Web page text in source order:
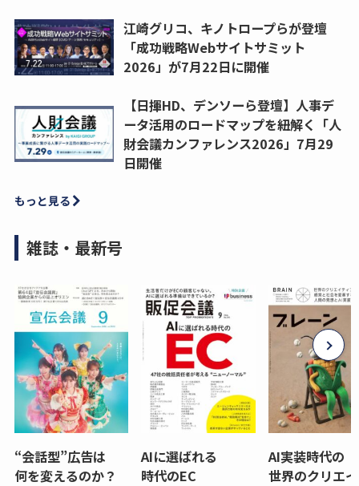
江崎グリコ、キノトロープらが登壇
「成功戦略Webサイトサミット
2026」が7月22日に開催
【日揮HD、デンソーら登壇】人事デ
ータ活用のロードマップを紐解く「人
財会議カンファレンス2026」7月29
日開催
もっと見る
雑誌・最新号
“会話型”広告は
何を変えるのか？
AIに選ばれる
時代のEC
AI実装時代の
世界のクリエ